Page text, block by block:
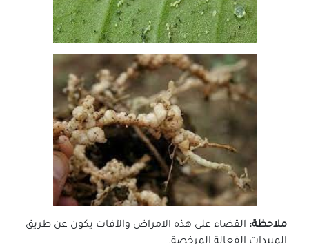
ملاحظة: القضاء على هذه الامراض والآفات يكون عن طريق
المبيدات الفعالة المرخصة.